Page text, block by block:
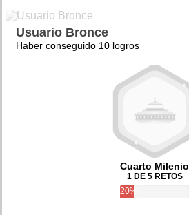
Usuario Bronce
Haber conseguido 10 logros
Cuarto Milenio
1 DE 5 RETOS
20%